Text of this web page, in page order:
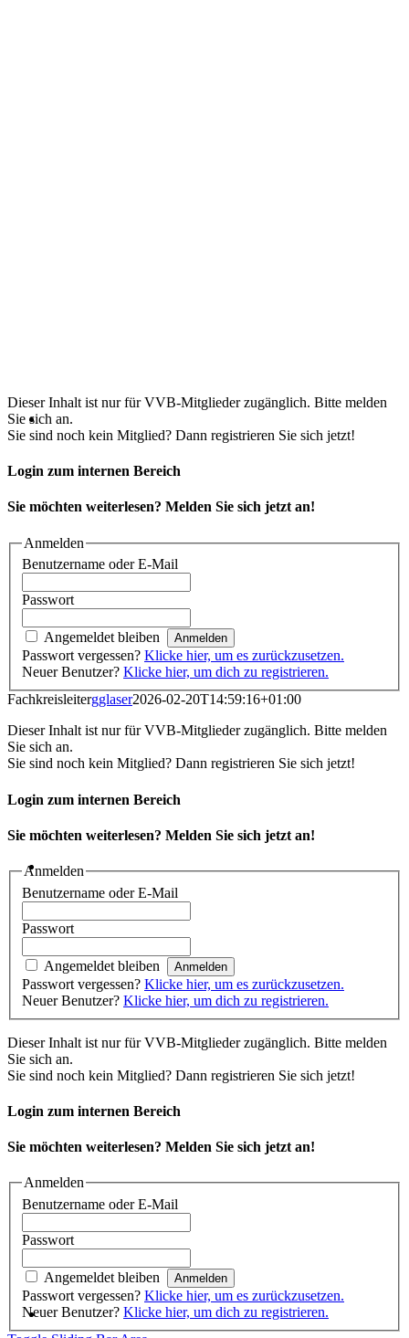
Dieser Inhalt ist nur für VVB-Mitglieder zugänglich. Bitte melden
Sie sich an.
Sie sind noch kein Mitglied? Dann registrieren Sie sich jetzt!
Login zum internen Bereich
Sie möchten weiterlesen? Melden Sie sich jetzt an!
Anmelden
Benutzername oder E-Mail
Passwort
Angemeldet bleiben
Passwort vergessen? Klicke hier, um es zurückzusetzen.
Neuer Benutzer? Klicke hier, um dich zu registrieren.
Fachkreisleitergglaser2026-02-20T14:59:16+01:00
Dieser Inhalt ist nur für VVB-Mitglieder zugänglich. Bitte melden
Sie sich an.
Sie sind noch kein Mitglied? Dann registrieren Sie sich jetzt!
Login zum internen Bereich
Sie möchten weiterlesen? Melden Sie sich jetzt an!
Anmelden
Benutzername oder E-Mail
Passwort
Angemeldet bleiben
Passwort vergessen? Klicke hier, um es zurückzusetzen.
Neuer Benutzer? Klicke hier, um dich zu registrieren.
Dieser Inhalt ist nur für VVB-Mitglieder zugänglich. Bitte melden
Sie sich an.
Sie sind noch kein Mitglied? Dann registrieren Sie sich jetzt!
Login zum internen Bereich
Sie möchten weiterlesen? Melden Sie sich jetzt an!
Anmelden
Benutzername oder E-Mail
Passwort
Angemeldet bleiben
Passwort vergessen? Klicke hier, um es zurückzusetzen.
Neuer Benutzer? Klicke hier, um dich zu registrieren.